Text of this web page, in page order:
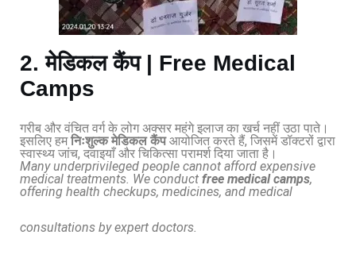
2. मेडिकल कैंप | Free Medical
Camps
गरीब और वंचित वर्ग के लोग अक्सर महंगे इलाज का खर्च नहीं उठा पाते।
इसलिए हमनिःशुल्क मेडिकल कैंपआयोजित करते हैं, जिसमें डॉक्टरों द्वारा
स्वास्थ्य जांच, दवाइयाँ और चिकित्सा परामर्श दिया जाता है।
Many underprivileged people cannot afford expensive
medical treatments. We conduct free medical camps,
offering health checkups, medicines, and medical
consultations by expert doctors.